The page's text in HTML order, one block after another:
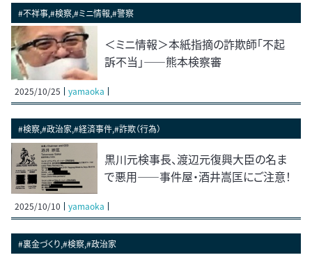
#不祥事,#検察,#ミニ情報,#警察
＜ミニ情報＞本紙指摘の詐欺師「不起
訴不当」――熊本検察審
2025/10/25 yamaoka
#検察,#政治家,#経済事件,#詐欺（行為）
黒川元検事長、渡辺元復興大臣の名ま
で悪用――事件屋・酒井嵩匡にご注意！
2025/10/10 yamaoka
#裏金づくり,#検察,#政治家